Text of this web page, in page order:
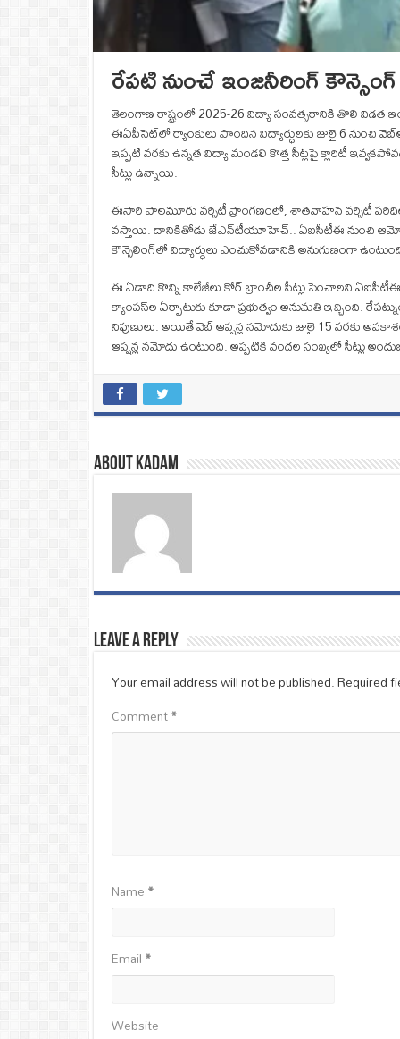
రేపటి నుంచే ఇంజనీరింగ్‌
తెలంగాణ రాష్ట్రంలో 2025-26 విద్యా సంవత్సరానికి తొలి విడత
ఈఏపీసెట్‌లో ర్యాంకులు పొందిన విద్యార్ధులకు జులై 6 నుంచి
ఇప్పటి వరకు ఉన్నత విద్యా మండలి కొత్త సీట్లపై క్లారిటీ
సీట్లు ఉన్నాయి.
ఈసారి పాలమూరు వర్సిటీ ప్రాంగణంలో, శాతవాహన వర్సిటీ
వస్తాయి. దానికితోడు జేఎన్‌టీయూహెచ్‌.. ఏఐసీటీఈ నుంచి ఆమోదం
కౌన్సెలింగ్‌లో విద్యార్ధులు ఎంచుకోవడానికి అనుగుణంగా
ఈ ఏడాది కొన్ని కాలేజీలు కోర్‌ బ్రాంచీల సీట్లు పెంచాలని
క్యాంపస్‌ల ఏర్పాటుకు కూడా ప్రభుత్వం అనుమతి ఇచ్చింది.
నిపుణులు. అయితే వెబ్‌ ఆప్షన్ల నమోదుకు జులై 15 వరకు
ఆప్షన్ల నమోదు ఉంటుంది. అప్పటికి వందల సంఖ్యలో సీట్లు
About Kadam
Leave a Reply
Your email address will not be published.Required
Comment*
Name*
Email*
Website